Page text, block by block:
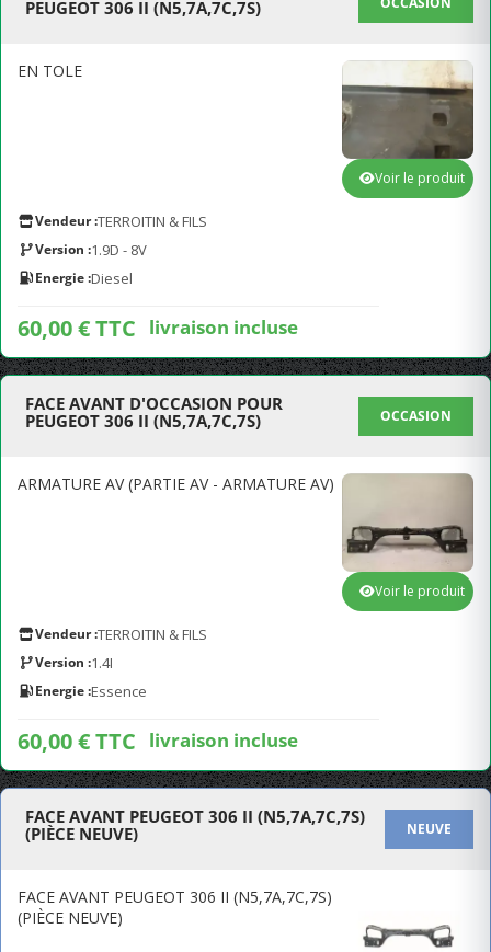
PEUGEOT 306 II (N5,7A,7C,7S)
EN TOLE
Vendeur :TERROITIN & FILS
Version :1.9D - 8V
Energie :Diesel
60,00 € TTC livraison incluse
Voir le produit
FACE AVANT D'OCCASION POUR
PEUGEOT 306 II (N5,7A,7C,7S)
OCCASION
ARMATURE AV (PARTIE AV - ARMATURE AV)
Vendeur :TERROITIN & FILS
Version :1.4I
Energie :Essence
60,00 € TTC livraison incluse
Voir le produit
FACE AVANT PEUGEOT 306 II (N5,7A,7C,7S)
(PIÈCE NEUVE)
NEUVE
FACE AVANT PEUGEOT 306 II (N5,7A,7C,7S)
(PIÈCE NEUVE)